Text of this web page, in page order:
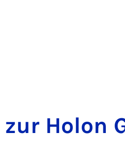
Ho­lon